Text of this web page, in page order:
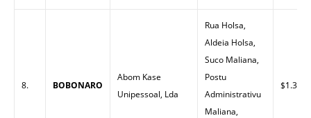
8. BOBONARO
Abom Kase
Unipessoal, Lda
Rua Holsa,
Aldeia Holsa,
Suco Maliana,
Postu
Administrativu
Maliana,
$1.35